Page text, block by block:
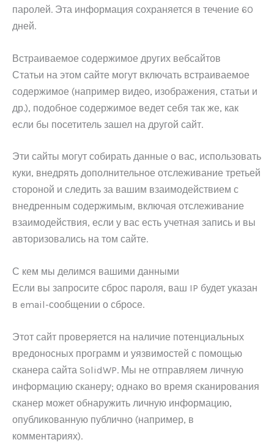
паролей. Эта информация сохраняется в течение 60
дней.
Встраиваемое содержимое других вебсайтов
Статьи на этом сайте могут включать встраиваемое
содержимое (например видео, изображения, статьи и
др.), подобное содержимое ведет себя так же, как
если бы посетитель зашел на другой сайт.
Эти сайты могут собирать данные о вас, использовать
куки, внедрять дополнительное отслеживание третьей
стороной и следить за вашим взаимодействием с
внедренным содержимым, включая отслеживание
взаимодействия, если у вас есть учетная запись и вы
авторизовались на том сайте.
С кем мы делимся вашими данными
Если вы запросите сброс пароля, ваш IP будет указан
в email-сообщении о сбросе.
Этот сайт проверяется на наличие потенциальных
вредоносных программ и уязвимостей с помощью
сканера сайта SolidWP. Мы не отправляем личную
информацию сканеру; однако во время сканирования
сканер может обнаружить личную информацию,
опубликованную публично (например, в
комментариях).